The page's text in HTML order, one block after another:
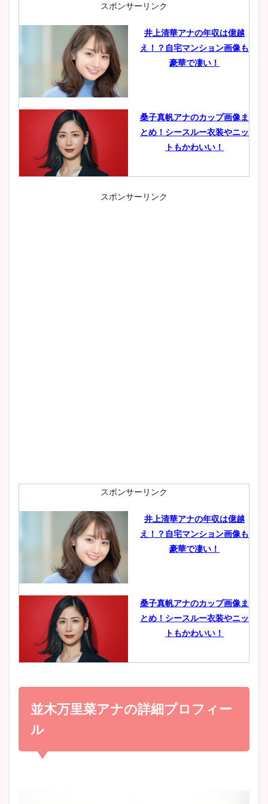
スポンサーリンク
井上清華アナの年収は億越
え！？自宅マンション画像も
豪華で凄い！
桑子真帆アナのカップ画像ま
とめ！シースルー衣装やニッ
トもかわいい！
小室瑛莉子のカップ画像まと
肉も凄い！
鈴木唯の太ってた時の体重が
ヤバすぎww原因や痩せたダ
豊島実季アナのカップ画像ま
とめ！美脚や水着姿に年齢も
宇賀神メグアナのニット画像
スポンサーリンク
スポンサーリンク
井上清華アナの年収は億越
え！？自宅マンション画像も
豪華で凄い！
桑子真帆アナのカップ画像ま
とめ！シースルー衣装やニッ
トもかわいい！
小室瑛莉子のカップ画像まと
め！足が美脚でニット衣装も
かわいい！
並木万里菜アナの詳細プロフィー
ル